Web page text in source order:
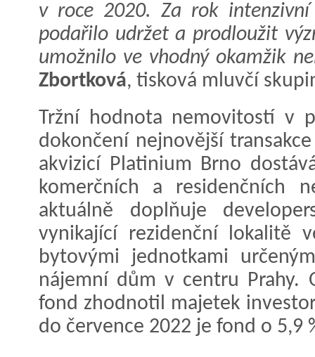
v roce 2020. Za rok intenzivní
podařilo udržet a prodloužit
umožnilo ve vhodný okamžik
Zbortková, tisková mluvčí
Tržní hodnota nemovitostí v
dokončení nejnovější
akvizicí Platinium Brno
komerčních a residenčních
aktuálně doplňuje
vynikající rezidenční lokalitě
bytovými jednotkami
nájemní dům v centru Prahy.
fond zhodnotil majetek
do července 2022 je fond o 5,9